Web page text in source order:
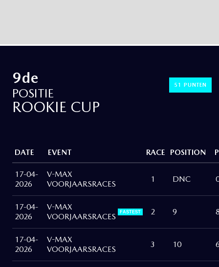
9de
POSITIE
ROOKIE CUP
51 PUNTEN
DATE EVENT RACE POSITION
17-04-
2026
V-MAX
VOORJAARSRACES
1 DNC
17-04-
2026
V-MAX
VOORJAARSRACES
FASTEST 2 9
17-04-
2026
V-MAX
VOORJAARSRACES
3 10